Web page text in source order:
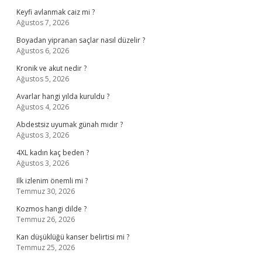
Keyfi avlanmak caiz mi ?
Ağustos 7, 2026
Boyadan yipranan saçlar nasıl düzelir ?
Ağustos 6, 2026
Kronik ve akut nedir ?
Ağustos 5, 2026
Avarlar hangi yılda kuruldu ?
Ağustos 4, 2026
Abdestsiz uyumak günah mıdır ?
Ağustos 3, 2026
4XL kadın kaç beden ?
Ağustos 3, 2026
Ilk izlenim önemli mi ?
Temmuz 30, 2026
Kozmos hangi dilde ?
Temmuz 26, 2026
Kan düşüklüğü kanser belirtisi mi ?
Temmuz 25, 2026